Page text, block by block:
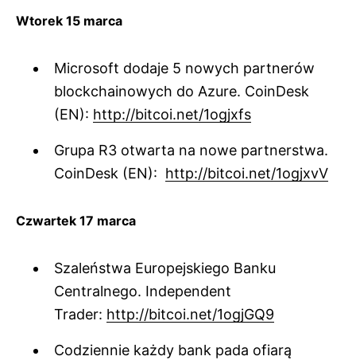
Wtorek 15 marca
Microsoft dodaje 5 nowych partnerów
blockchainowych do Azure. CoinDesk
(EN): http://bitcoi.net/1ogjxfs
Grupa R3 otwarta na nowe partnerstwa.
CoinDesk (EN): http://bitcoi.net/1ogjxvV
Czwartek 17 marca
Szaleństwa Europejskiego Banku
Centralnego. Independent
Trader: http://bitcoi.net/1ogjGQ9
Codziennie każdy bank pada ofiarą